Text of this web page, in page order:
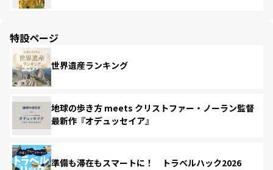
特設ページ
世界遺産ランキング
地球の歩き方 meets クリストファー・ノーラン監督
最新作『オデュッセイア』
準備も滞在もスマートに！ トラベルハック2026